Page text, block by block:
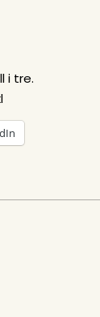
i tre.